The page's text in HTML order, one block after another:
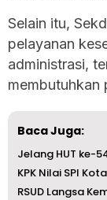
Selain itu,
pelayanan
administrasi,
membutuhkan
Baca Juga:
KPK Nilai SPI
RSUD Langsa